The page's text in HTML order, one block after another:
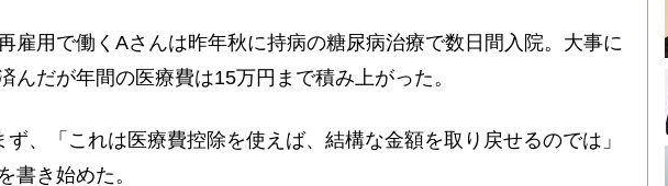
雇用で働くAさんは昨年秋に持病の糖尿病治療で数日間入院。大事に
んだが年間の医療費は15万円まで積み上がった。
、「これは医療費控除を使えば、結構な金額を取り戻せるのでは」
書き始めた。